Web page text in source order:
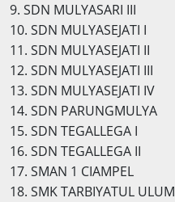
9. SDN MULYASARI III
10. SDN MULYASEJATI I
11. SDN MULYASEJATI II
12. SDN MULYASEJATI III
13. SDN MULYASEJATI IV
14. SDN PARUNGMULYA
15. SDN TEGALLEGA I
16. SDN TEGALLEGA II
17. SMAN 1 CIAMPEL
18. SMK TARBIYATUL ULUM